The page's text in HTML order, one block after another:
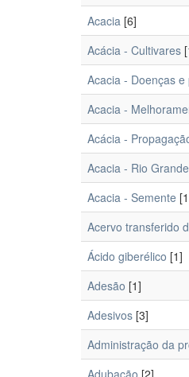
Acacia [6]
Acácia - Cultivares
Acacia - Doenças e
Acacia -
Acácia -
Acacia - Rio
Acacia - Semente
Acervo transferido
Ácido giberélico [1]
Adesão [1]
Adesivos [3]
Administração da
Adubação [2]